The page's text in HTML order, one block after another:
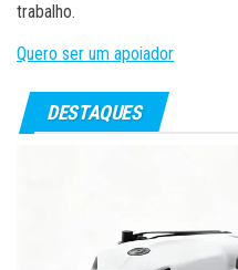
trabalho.
Quero ser um apoiador
DESTAQUES